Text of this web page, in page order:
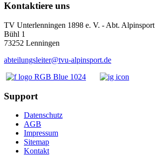
Kontaktiere uns
TV Unterlenningen 1898 e. V. - Abt. Alpinsport
Bühl 1
73252 Lenningen
abteilungsleiter@tvu-alpinsport.de
Support
Datenschutz
AGB
Impressum
Sitemap
Kontakt